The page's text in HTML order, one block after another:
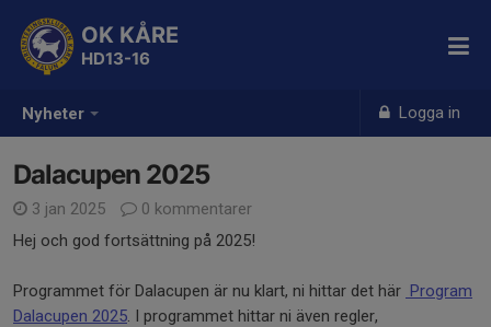
Nyheter Logga in
OK KÅRE
HD13-16
Dalacupen 2025
3 jan 2025
0 kommentarer
Hej och god fortsättning på 2025!
Programmet för Dalacupen är nu klart, ni hittar det här Program
Dalacupen 2025. I programmet hittar ni även regler,